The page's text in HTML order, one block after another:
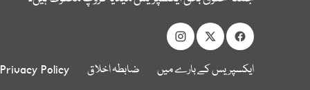
ایکسپریس کے بارے میں ضابطہ اخلاق Privacy Policy